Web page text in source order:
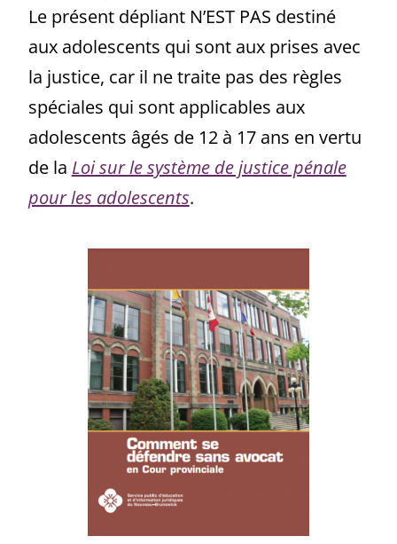
Le présent dépliant N’EST PAS destiné
aux adolescents qui sont aux prises avec
la justice, car il ne traite pas des règles
spéciales qui sont applicables aux
adolescents âgés de 12 à 17 ans en vertu
de la Loi sur le système de justice pénale
pour les adolescents.